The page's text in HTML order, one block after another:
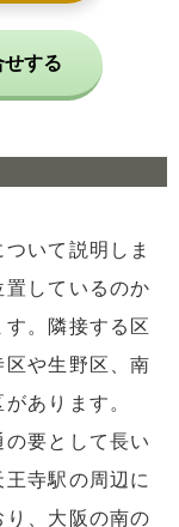
せする
いて説明しま
しているのか
。隣接する区
や生野区、南
あります。
要として長い
寺駅の周辺に
、大阪の南の